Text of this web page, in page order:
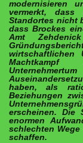
modernisieren
vermerkt,
Standortes nicht
dass Brockes
Amt
wirtschaftlichen
Machtkampf
haben, als
Beziehungen
erscheinen. Die
enormen
schlechten
schaffen.